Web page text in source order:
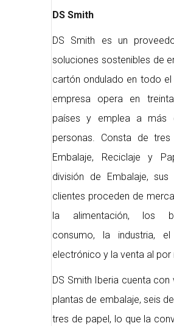
DS Smith
DS Smith es un
soluciones sostenibles de
cartón ondulado en todo el
empresa opera en
países y emplea a más
personas. Consta de tres
Embalaje, Reciclaje y
división de Embalaje, sus
clientes proceden de
la alimentación, los
consumo, la industria,
electrónico y la venta al por
DS Smith Iberia cuenta con
plantas de embalaje, seis
tres de papel, lo que la